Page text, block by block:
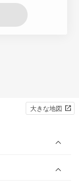
大きな地図